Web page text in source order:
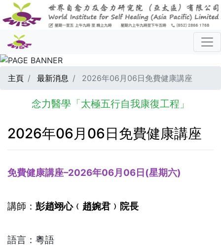
主頁 最新消息 2026年06月06日免費健康講座
念力醫學「太極五行自我康復工程」
2026年06月06日免費健康講座
免費健康講座–2026年06月06日(星期六)
講師： 彭趙翊心﹙趙婉君﹚院長
語言：粵語